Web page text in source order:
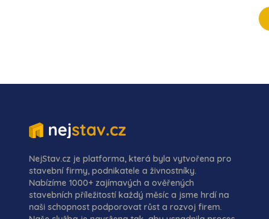
NejStav.cz je platforma, která byla vytvořena pro
stavební firmy, podnikatele a živnostníky.
Nabízíme 1000+ zajímavých a ověřených
stavebních příležitostí každý měsíc a jsme hrdí na
naši schopnost podporovat růst a rozvoj firem.